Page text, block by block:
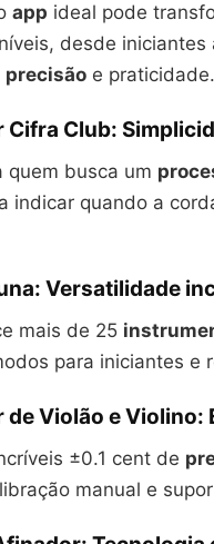
app ideal pode
desde
precisão e praticidade.
Club:
quem busca um
indicar quando a
Versatilidade
mais de 25
para iniciantes e
de Violão e
±0.1 cent de
manual e